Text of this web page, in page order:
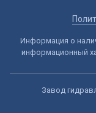
Информация о
информационный
Завод